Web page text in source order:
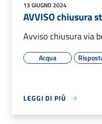
13 GIUGNO 2024
AVVISO chiusura
Avviso chiusura via
Acqua
LEGGI DI PIÙ